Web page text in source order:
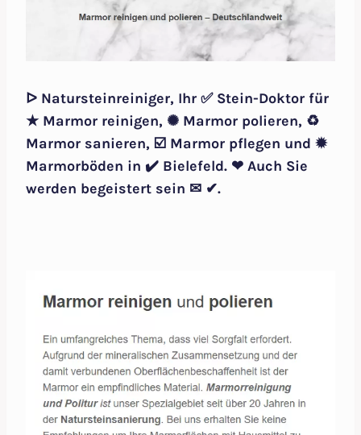
ᐅ Natursteinreiniger, Ihr ✅ Stein-Doktor für
★ Marmor reinigen, ✺ Marmor polieren, ♻
Marmor sanieren, ☑️ Marmor pflegen und ✹
Marmorböden in ✔️ Bielefeld. ❤ Auch Sie
werden begeistert sein ✉ ✔.